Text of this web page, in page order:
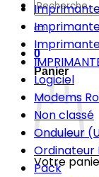
Recherche
pour :
0
Panier
Votre
Logiciel
Modems
Non classé
Onduleur
Ordinateur
Pack